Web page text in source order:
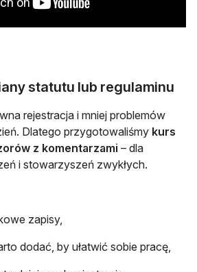
statutu lub regulaminu
rejestracja i mniej problemów
Dlatego przygotowaliśmy kurs
z komentarzami – dla
i stowarzyszeń zwykłych.
zapisy,
dodać, by ułatwić sobie pracę,